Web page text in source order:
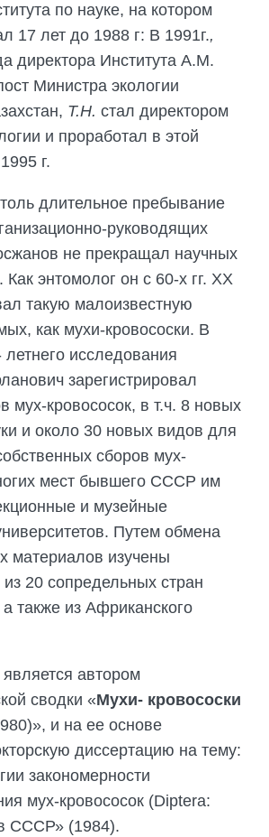
по науке, на котором
17 лет до 1988 г: В 1991г.,
директора Института А.М.
Министра экологии
Т.Н. стал директором
и проработал в этой
г.
длительное пребывание
руководящих
не прекращал научных
энтомолог он с 60-х гг. XX
такую малоизвестную
как мухи-кровососки. В
летнего исследования
зарегистрировал
мух-кровососок, в т.ч. 8 новых
и около 30 новых видов для
сборов мух-
мест бывшего СССР им
и музейные
Путем обмена
материалов изучены
20 сопредельных стран
также из Африканского
автором
сводки «Мухи- кровососки
и на ее основе
диссертацию на тему:
закономерности
мух-кровососок (Diptera:
СССР» (1984).